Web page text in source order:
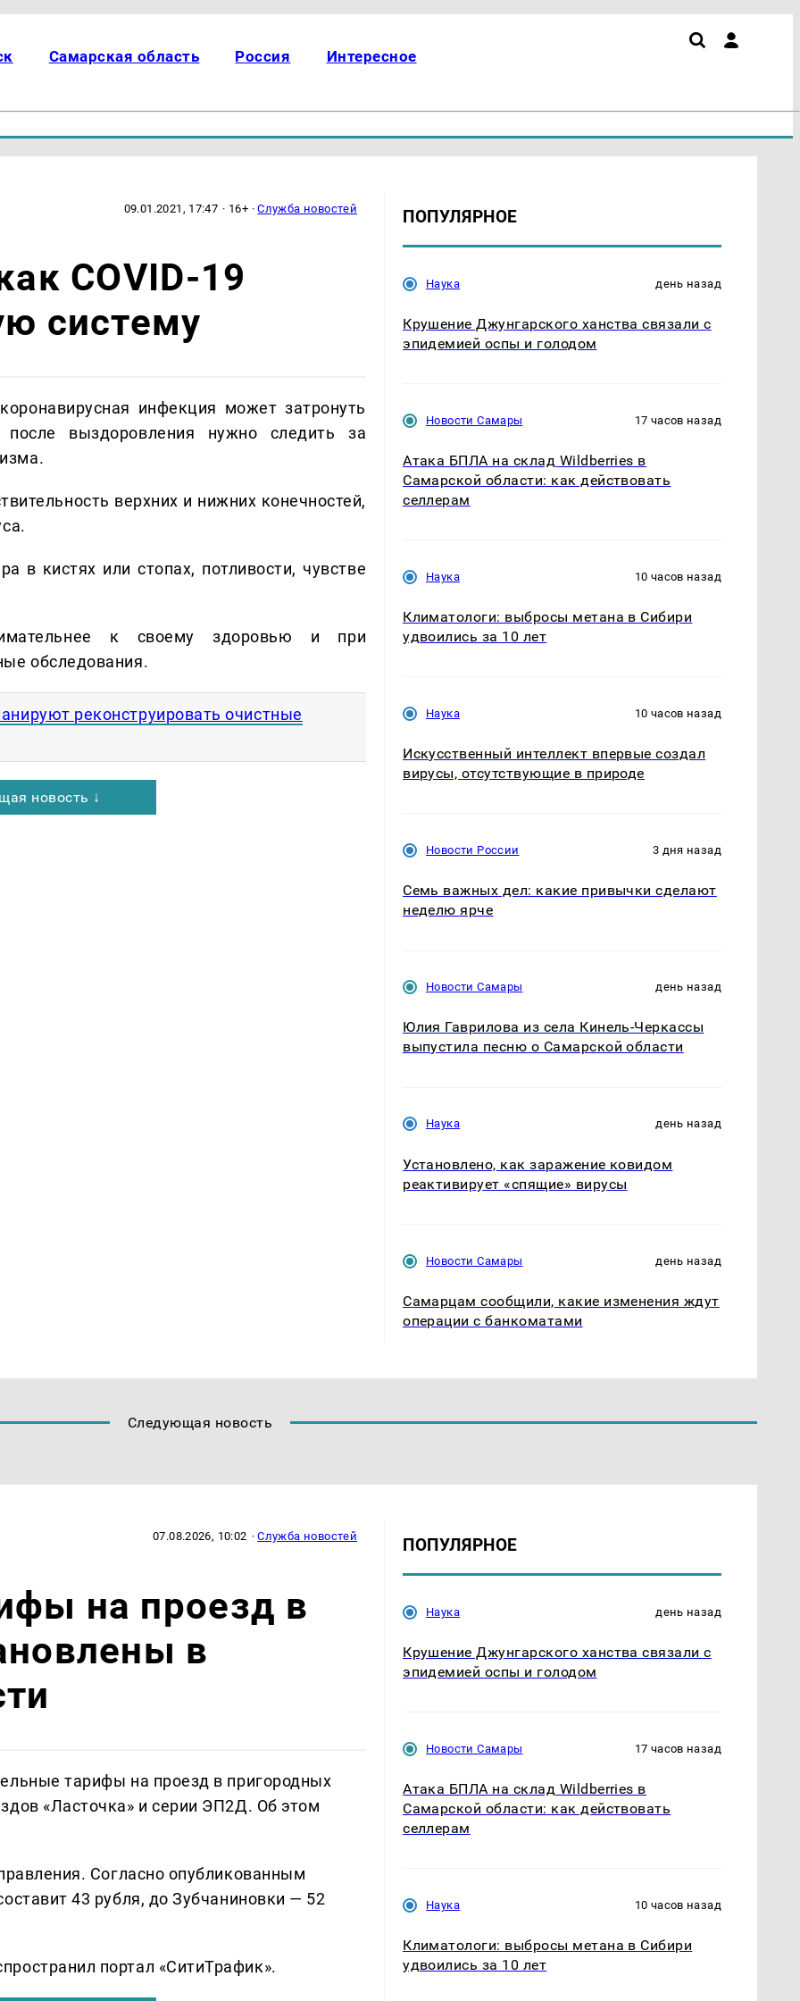
Самарская область Россия Интересное
09.01.2021, 17:47 · 16+ ·Служба новостей
COVID-19
систему
инфекция может затронуть
выздоровления нужно следить за
верхних и нижних конечностей,
в кистях или стопах, потливости, чувстве
к своему здоровью и при
обследования.
реконструировать очистные
новость ↓
ПОПУЛЯРНОЕ
Наука день назад
Крушение Джунгарского ханства связали с
эпидемией оспы и голодом
Новости Самары 17 часов назад
Атака БПЛА на склад Wildberries в
Самарской области: как действовать
селлерам
Наука 10 часов назад
Климатологи: выбросы метана в Сибири
удвоились за 10 лет
Наука 10 часов назад
Искусственный интеллект впервые создал
вирусы, отсутствующие в природе
Новости России 3 дня назад
Семь важных дел: какие привычки сделают
неделю ярче
Новости Самары день назад
Юлия Гаврилова из села Кинель-Черкассы
выпустила песню о Самарской области
Наука день назад
Установлено, как заражение ковидом
реактивирует «спящие» вирусы
Новости Самары день назад
Самарцам сообщили, какие изменения ждут
операции с банкоматами
Следующая новость
07.08.2026, 10:02 ·Служба новостей
на проезд в
в
тарифы на проезд в пригородных
«Ласточка» и серии ЭП2Д. Об этом
Согласно опубликованным
43 рубля, до Зубчаниновки — 52
портал «СитиТрафик».
ПОПУЛЯРНОЕ
Наука день назад
Крушение Джунгарского ханства связали с
эпидемией оспы и голодом
Новости Самары 17 часов назад
Атака БПЛА на склад Wildberries в
Самарской области: как действовать
селлерам
Наука 10 часов назад
Климатологи: выбросы метана в Сибири
удвоились за 10 лет